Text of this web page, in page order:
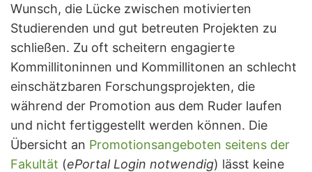
Wunsch, die Lücke zwischen motivierten
Studierenden und gut betreuten Projekten zu
schließen. Zu oft scheitern engagierte
Kommillitoninnen und Kommillitonen an schlecht
einschätzbaren Forschungsprojekten, die
während der Promotion aus dem Ruder laufen
und nicht fertiggestellt werden können. Die
Übersicht an Promotionsangeboten seitens der
Fakultät (ePortal Login notwendig) lässt keine